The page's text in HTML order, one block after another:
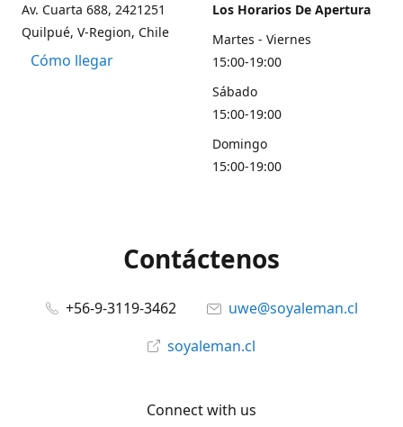
Av. Cuarta 688, 2421251
Quilpué, V-Region, Chile
Cómo llegar
Los Horarios De Apertura
Martes - Viernes
15:00-19:00
Sábado
15:00-19:00
Domingo
15:00-19:00
Contáctenos
+56-9-3119-3462
uwe@soyaleman.cl
soyaleman.cl
Connect with us